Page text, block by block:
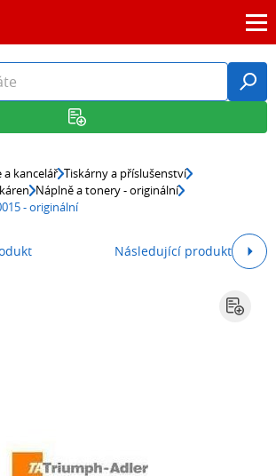
a kancelář Tiskárny a příslušenství
Náplně a tonery - originální
- originální
Následující produkt